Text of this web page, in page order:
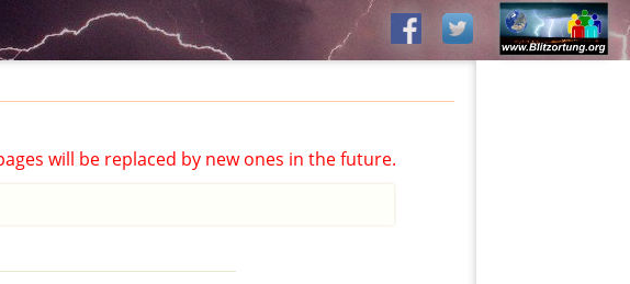
will be replaced by new ones in the future.